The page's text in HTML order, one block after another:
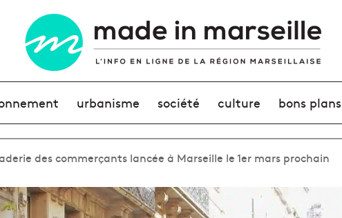
urbanisme société culture bons plans
des commerçants lancée à Marseille le 1er mars prochain